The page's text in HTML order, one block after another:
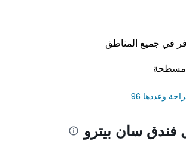
في جميع المناطق
مسطحة
وعددها 96
فندق سان بيترو